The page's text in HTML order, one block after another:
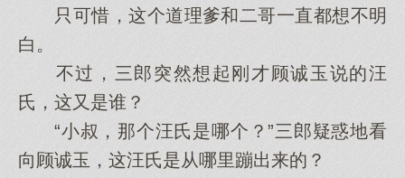
只可惜，这个道理爹和二哥一直都想不明
白。
不过，三郎突然想起刚才顾诚玉说的汪
氏，这又是谁？
“小叔，那个汪氏是哪个？”三郎疑惑地看
向顾诚玉，这汪氏是从哪里蹦出来的？